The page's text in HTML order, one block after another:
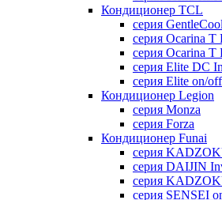
Кондиционер TCL
серия
серия Ocarina T
серия Ocarina T
серия Elite DC
серия Elite on/off
Кондиционер Legion
серия Monza
серия Forza
Кондиционер Funai
серия
серия DAIJIN
серия
серия SENSEI